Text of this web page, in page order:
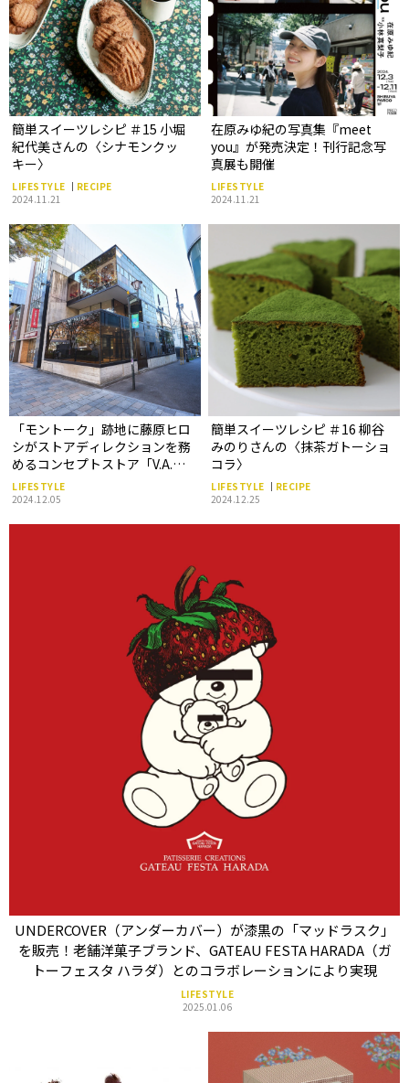
簡単スイーツレシピ ＃15 小堀
紀代美さんの〈シナモンクッ
キー〉
LIFESTYLE
RECIPE
2024.11.21
在原みゆ紀の写真集『meet
you』が発売決定！刊行記念写
真展も開催
LIFESTYLE
2024.11.21
「モントーク」跡地に藤原ヒロ
シがストアディレクションを務
めるコンセプトストア「V.A.」
がオープン
LIFESTYLE
2024.12.05
簡単スイーツレシピ ＃16 柳谷
みのりさんの〈抹茶ガトーショ
コラ〉
LIFESTYLE
RECIPE
2024.12.25
UNDERCOVER（アンダーカバー）が漆黒の「マッドラスク」
を販売！老舗洋菓子ブランド、GATEAU FESTA HARADA（ガ
トーフェスタ ハラダ）とのコラボレーションにより実現
LIFESTYLE
2025.01.06